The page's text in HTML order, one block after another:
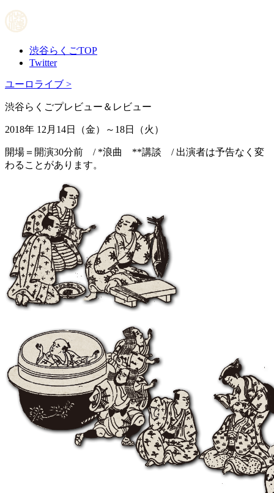
渋谷らくごTOP
Twitter
ユーロライブ >
渋谷らくごプレビュー＆レビュー
2018年 12月14日（金）～18日（火）
開場＝開演30分前 / *浪曲 **講談 / 出演者は予告なく変
わることがあります。